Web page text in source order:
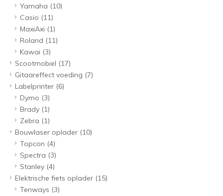
Yamaha (10)
Casio (11)
MaxiAxi (1)
Roland (11)
Kawai (3)
Scootmobiel (17)
Gitaareffect voeding (7)
Labelprinter (6)
Dymo (3)
Brady (1)
Zebra (1)
Bouwlaser oplader (10)
Topcon (4)
Spectra (3)
Stanley (4)
Elektrische fiets oplader (15)
Tenways (3)